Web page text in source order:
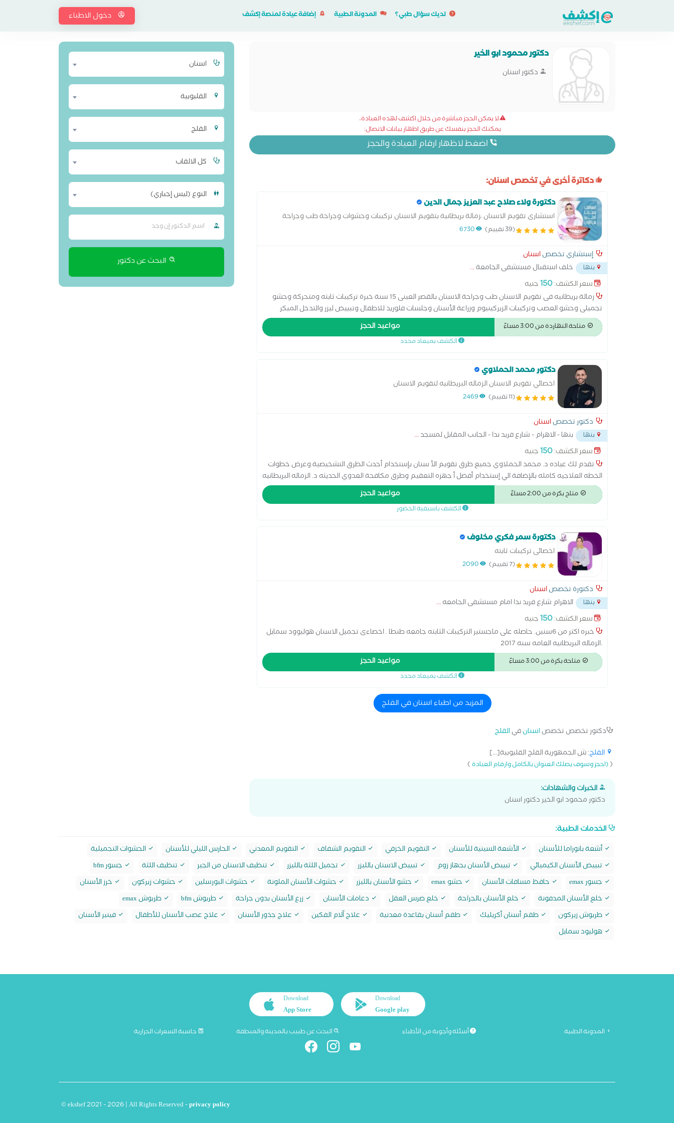
لديك سؤال طبي؟ المدونة الطبية إضافة عيادة لمنصة إكشف دخول الاطباء
دكتور محمود ابو الخير
دكتور اسنان
لا يمكن الحجز مباشرة من خلال اكشف لهذه العيادة،
يمكنك الحجز بنفسك عن طريق اظهار بيانات الاتصال:
اضغط لاظهار ارقام العيادة والحجز
دكاترة أخرى في تخصص اسنان:
دكتورة ولاء صلاح عبد العزيز جمال الدين
استشارى تقويم الاسنان ،زمالة بريطانية بتقويم الاسنان تركيبات وحشوات وجراحة طب وجراحة
الاسنان بالقصر العينى
(39 تقييم) 6730
إستشاري تخصصاسنان
بنها خلف استقبال مستشفى الجامعة...
سعر الكشف:150جنيه
زمالة بريطانيه فى تقويم الاسنان طب وجراحة الاسنان بالقصر العينى 15 سنة خبرة تركيبات ثابته ومتحركة وحشو
تجميلى وحشو العصب وتركيبات الزيركينيوم وزراعة الأسنان وجلسات فلوريد للاطفال وتبييض ليزر والتدخل المبكر
لعلاج تقدم وتأخر الفكين بالتقويم
متاحة النهاردة من 3:00 مساءً مواعيد الحجز
الكشف بميعاد محدد
دكتور محمد الحملاوي
اخصائي تقويم الاسنان الزماله البريطانيه لتقويم الاسنان
(11 تقييم) 2469
دكتور تخصصاسنان
بنها بنها - الاهرام - شارع فريد ندا - الجانب المقابل لمسجد...
سعر الكشف:150جنيه
تقدم لك عياده د. محمد الحملاوي جميع طرق تقويم الأ سنان بإستخدام أحدث الطرق التشخيصية وعرض خطوات
الخطه العلاجيه كامله بالإضافة الي إستخدام أفضل أ جهزه التعقيم وطرق مكافحة العدوي الحديثه د. الزماله البريطانيه
لتقويم الاسنان كليه الجراحين الملكيه ب إنجلترا بالاضافه الي فريق طبي متخصص في تجميل و زراعه الاسنان
متاح بكرة من 2:00 مساءً مواعيد الحجز
الكشف باسبقية الحضور
دكتورة سمر فكري مخلوف
اخصائى تركيبات ثابته
(7 تقييم) 2090
دكتورة تخصصاسنان
بنها الاهرام شارع فريد ندا امام مستشفى الجامعه...
سعر الكشف:150جنيه
خبره اكتر من 6سنين. حاصله على ماجستير التركيبات الثابته جامعه طنطا . اخصاءى تجميل الاسنان هوليوود سمايل
.الزماله البريطانيه العامه سنه 2017
متاحة بكرة من 3:00 مساءً مواعيد الحجز
الكشف بميعاد محدد
المزيد من اطباء اسنان في القلج
دكتور تخصص تخصصاسنانفيالقلج
القلج: ش الجمهورية القلج القليوبية[...]
((احجز وسوف يصلك العنوان بالكامل وارقام العيادة)
الخبرات والشهادات:
دكتور محمود ابو الخير دكتور اسنان
اسنان
القليوبية
القلج
كل الالقاب
النوع (ليس إجباري)
البحث عن دكتور
الخدمات الطبية:
أشعة بانوراما للأسنان الأشعة السينية للأسنان التقويم الخزفي التقويم الشفاف التقويم المعدني الحارس الليلي للأسنان
الحشوات التجميلية
تبييض الأسنان الكيميائي
تبييض الأسنان بجهاز زوم تبييض الاسنان بالليزر تجميل اللثة بالليزر تنظيف الاسنان من الجير تنظيف اللثة
جسور bfm
جسور emax
حافظ مسافات الأسنان حشو emax حشو الأسنان بالليزر حشوات الأسنان الملونة حشوات البورسلين حشوات زيركون
خرز الأسنان
خلع الأسنان المدفونة
خلع الأسنان بالجراحة خلع ضرس العقل دعامات الأسنان زرع الأسنان بدون جراحة طربوش bfm
طربوش emax
طربوش زيركون
طقم أسنان أكريليك طقم أسنان بقاعدة معدنية علاج آلام الفكين علاج جذور الأسنان علاج عصب الأسنان للأطفال
فينير الأسنان
هوليود سمايل
Download
Google play
Download
App Store
المدونة الطبية أسئلة وأجوبة من الأطباء البحث عن طبيب بالمدينة والمنطقة حاسبة السعرات الحرارية
© ekshef 2021 - 2026 | All Rights Reserved -privacy policy